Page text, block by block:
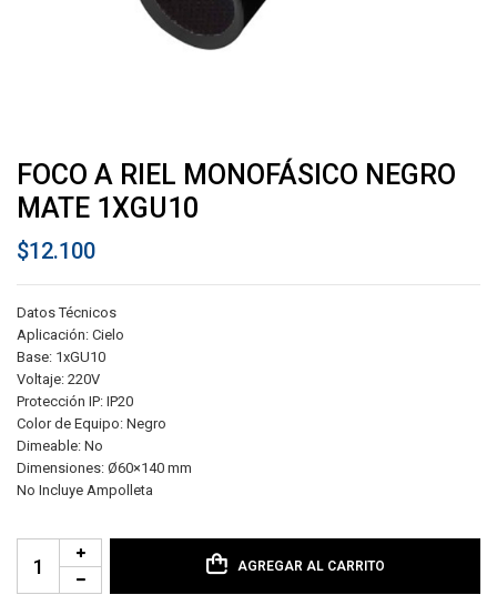
FOCO A RIEL MONOFÁSICO NEGRO
MATE 1XGU10
$12.100
Datos Técnicos
Aplicación: Cielo
Base: 1xGU10
Voltaje: 220V
Protección IP: IP20
Color de Equipo: Negro
Dimeable: No
Dimensiones: Ø60×140 mm
No Incluye Ampolleta
AGREGAR AL CARRITO